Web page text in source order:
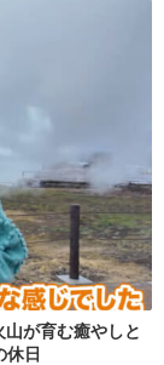
が育む癒やしと
休日